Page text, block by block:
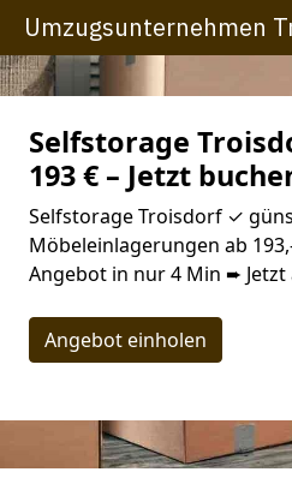
Umzugsunternehmen
Selfstorage
193 € – Jetzt
Selfstorage Troisdorf ✓
Möbeleinlagerungen ab
Angebot in nur 4 Min ➨
Angebot einholen